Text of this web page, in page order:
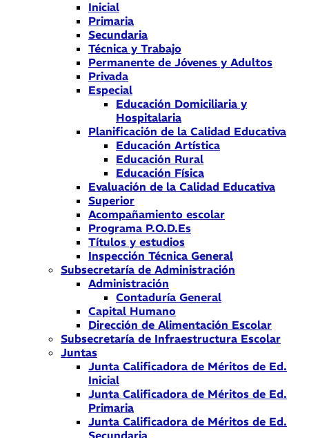
Inicial
Primaria
Secundaria
Técnica y Trabajo
Permanente de Jóvenes y Adultos
Privada
Especial
Educación Domiciliaria y
Hospitalaria
Planificación de la Calidad Educativa
Educación Artística
Educación Rural
Educación Física
Evaluación de la Calidad Educativa
Superior
Acompañamiento escolar
Programa P.O.D.Es
Títulos y estudios
Inspección Técnica General
Subsecretaría de Administración
Administración
Contaduría General
Capital Humano
Dirección de Alimentación Escolar
Subsecretaría de Infraestructura Escolar
Juntas
Junta Calificadora de Méritos de Ed.
Inicial
Junta Calificadora de Méritos de Ed.
Primaria
Junta Calificadora de Méritos de Ed.
Secundaria